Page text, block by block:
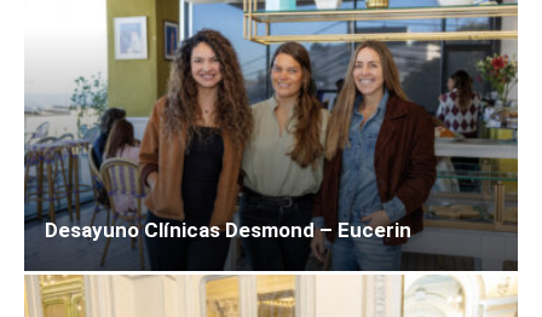
Desayuno Clínicas Desmond – Eucerin